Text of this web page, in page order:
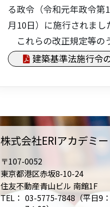
る政令（令和元年政令
月10日）に施行されまし
これらの改正規定等の
建築基準法施行令
株式会社ERIアカデミー
〒107-0052
東京都港区赤坂8-10-24
住友不動産青山ビル 南館1F
TEL： 03-5775-7848（平日9